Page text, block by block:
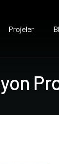
Projeler
yon Pr